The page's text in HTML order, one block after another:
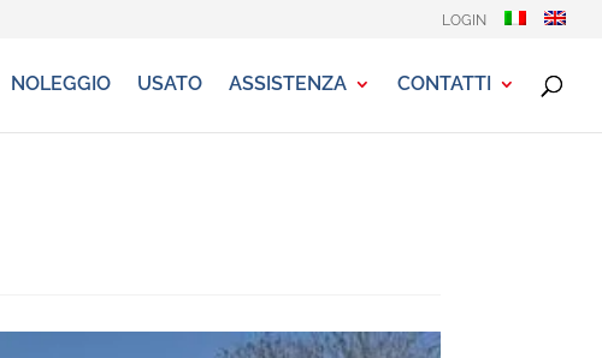
LOGIN
NOLEGGIO USATO ASSISTENZA CONTATTI